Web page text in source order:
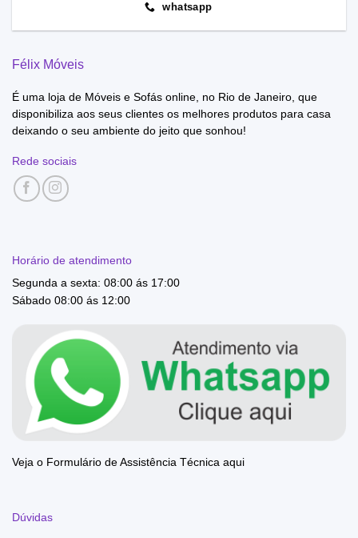
whatsapp
Félix Móveis
É uma loja de Móveis e Sofás online, no Rio de Janeiro, que
disponibiliza aos seus clientes os melhores produtos para casa
deixando o seu ambiente do jeito que sonhou!
Rede sociais
Horário de atendimento
Segunda a sexta: 08:00 ás 17:00
Sábado 08:00 ás 12:00
Veja o Formulário de Assistência Técnica aqui
Dúvidas